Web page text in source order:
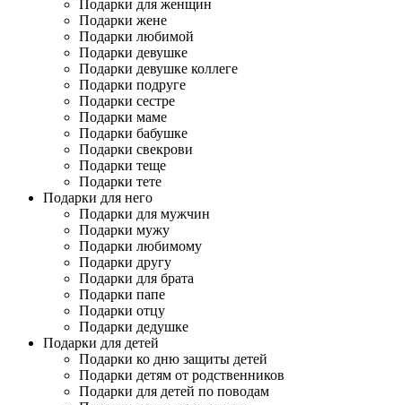
Подарки для женщин
Подарки жене
Подарки любимой
Подарки девушке
Подарки девушке коллеге
Подарки подруге
Подарки сестре
Подарки маме
Подарки бабушке
Подарки свекрови
Подарки теще
Подарки тете
Подарки для него
Подарки для мужчин
Подарки мужу
Подарки любимому
Подарки другу
Подарки для брата
Подарки папе
Подарки отцу
Подарки дедушке
Подарки для детей
Подарки ко дню защиты детей
Подарки детям от родственников
Подарки для детей по поводам